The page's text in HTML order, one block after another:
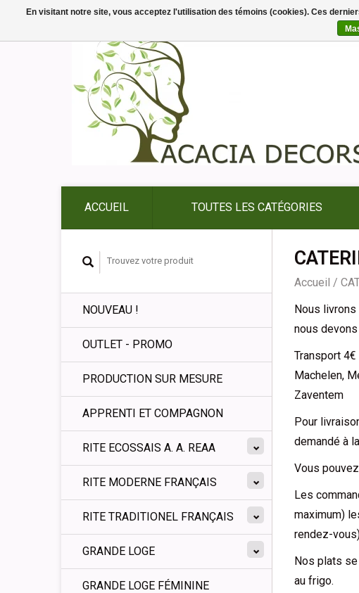
ACCUEIL TOUTES LES CATÉGORIES
NOUVEAU !
OUTLET - PROMO
PRODUCTION SUR MESURE
APPRENTI ET COMPAGNON
RITE ECOSSAIS A. A. REAA
RITE MODERNE FRANÇAIS
RITE TRADITIONEL FRANÇAIS
GRANDE LOGE
GRANDE LOGE FÉMININE
Accueil /
Nous
nous
Transport
Machelen,
Zaventem
Pour
demandé à
Vous
Les
maximum)
rendez-
Nos plats
au frigo.
En visitant notre site, vous acceptez l'utilisation des témoins (cookies). Ces